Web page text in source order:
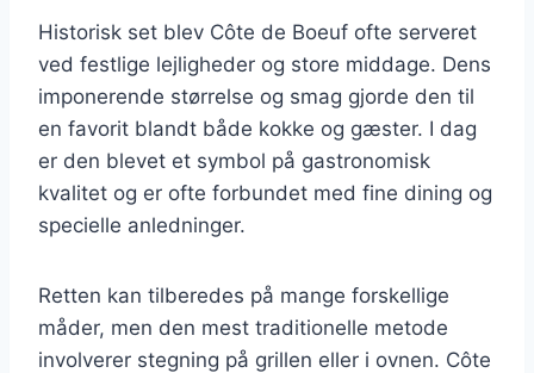
Historisk set blev Côte de Boeuf ofte serveret
ved festlige lejligheder og store middage. Dens
imponerende størrelse og smag gjorde den til
en favorit blandt både kokke og gæster. I dag
er den blevet et symbol på gastronomisk
kvalitet og er ofte forbundet med fine dining og
specielle anledninger.
Retten kan tilberedes på mange forskellige
måder, men den mest traditionelle metode
involverer stegning på grillen eller i ovnen. Côte